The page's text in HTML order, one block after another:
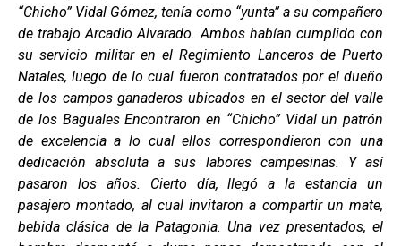
“Chicho” Vidal Gómez, tenía como “yunta” a su compañero
de trabajo Arcadio Alvarado. Ambos habían cumplido con
su servicio militar en el Regimiento Lanceros de Puerto
Natales, luego de lo cual fueron contratados por el dueño
de los campos ganaderos ubicados en el sector del valle
de los Baguales Encontraron en “Chicho” Vidal un patrón
de excelencia a lo cual ellos correspondieron con una
dedicación absoluta a sus labores campesinas. Y así
pasaron los años. Cierto día, llegó a la estancia un
pasajero montado, al cual invitaron a compartir un mate,
bebida clásica de la Patagonia. Una vez presentados, el